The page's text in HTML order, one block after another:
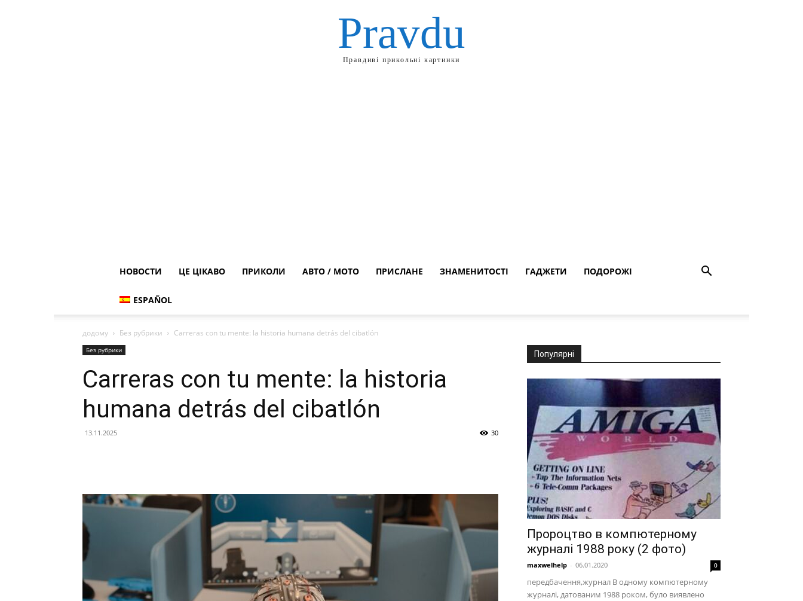
Pravdu
Правдиві прикольні картинки
НОВОСТИ ЦЕ ЦІКАВО ПРИКОЛИ АВТО / МОТО ПРИСЛАНЕ ЗНАМЕНИТОСТІ ГАДЖЕТИ ПОДОРОЖІ
ESPAÑOL
додому Без рубрики Carreras con tu mente: la historia humana detrás del cibatlón
Без рубрики
Carreras con tu mente: la historia
humana detrás del cibatlón
13.11.2025 30
Популярні
Пророцтво в компютерному
журналі 1988 року (2 фото)
maxwelhelp - 06.01.2020 0
передбачення,журнал В одному компютерному
журналі, датованим 1988 роком, було виявлено